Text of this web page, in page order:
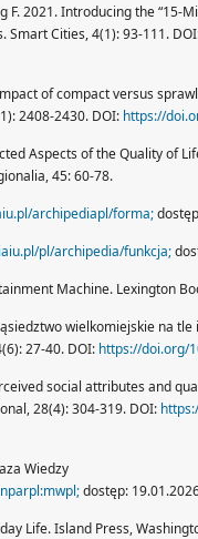
F. 2021. Introducing the “15-
Smart Cities, 4(1): 93-111.
of compact versus
2408-2430. DOI: https://
Aspects of the Quality of
45: 60-78.
archipediapl/forma;
pl/archipedia/funkcja;
Machine. Lexington
wielkomiejskie na
27-40. DOI: https://doi.org/
social attributes and
28(4): 304-319. DOI:
Wiedzy
dostęp:
Life. Island Press,